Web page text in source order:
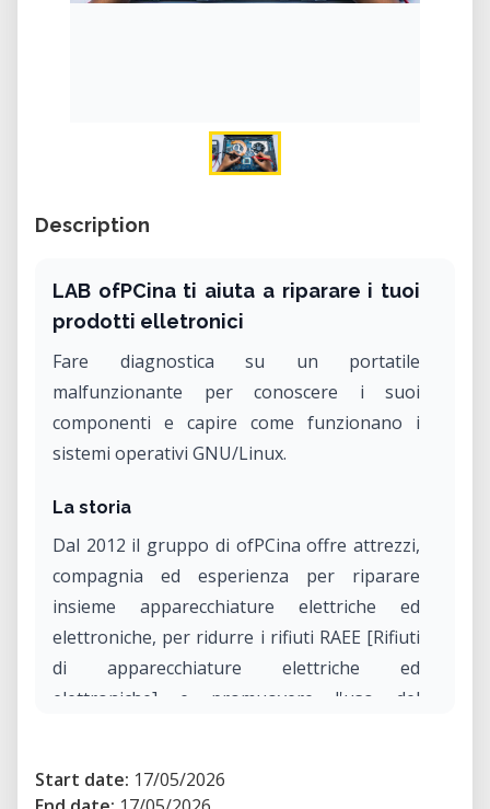
Description
LAB ofPCina ti aiuta a riparare i tuoi
prodotti elletronici
Fare diagnostica su un portatile
malfunzionante per conoscere i suoi
componenti e capire come funzionano i
sistemi operativi GNU/Linux.
La storia
Dal 2012 il gruppo di ofPCina offre attrezzi,
compagnia ed esperienza per riparare
insieme apparecchiature elettriche ed
elettroniche, per ridurre i rifiuti RAEE [Rifiuti
di apparecchiature elettriche ed
elettroniche] e promuovere l'uso del
Si fa autodiagnostica insieme e si dà una
Start date: 17/05/2026